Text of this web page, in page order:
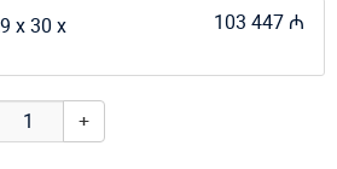
х 30 х
103 447 ₼
+